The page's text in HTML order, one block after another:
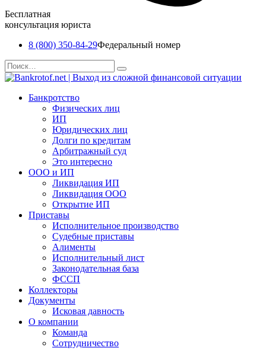
Бесплатная
консультация юриста
8 (800) 350-84-29Федеральный номер
Перейти
к
Search
for:
Банкротство
Физических лиц
ИП
Юридических лиц
Долги по кредитам
Арбитражный суд
Это интересно
ООО и ИП
Ликвидация ИП
Ликвидация ООО
Открытие ИП
Приставы
Исполнительное производство
Судебные приставы
Алименты
Исполнительный лист
Законодательная база
ФССП
Коллекторы
Документы
Исковая давность
О компании
Команда
Сотрудничество